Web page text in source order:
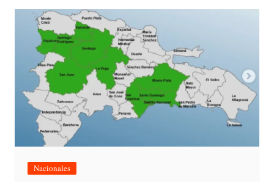
Nacionales